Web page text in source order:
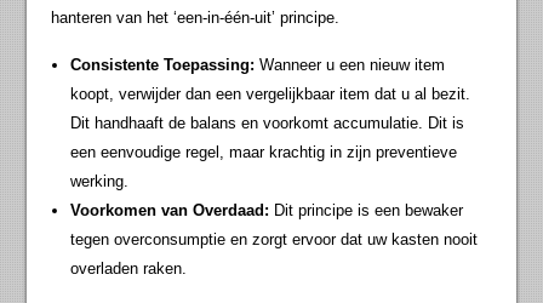
hanteren van het ‘een-in-één-uit’ principe.
Consistente Toepassing: Wanneer u een nieuw item
koopt, verwijder dan een vergelijkbaar item dat u al bezit.
Dit handhaaft de balans en voorkomt accumulatie. Dit is
een eenvoudige regel, maar krachtig in zijn preventieve
werking.
Voorkomen van Overdaad: Dit principe is een bewaker
tegen overconsumptie en zorgt ervoor dat uw kasten nooit
overladen raken.